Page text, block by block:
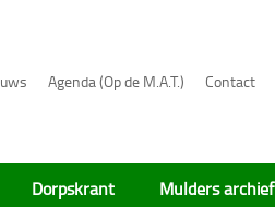
Agenda (Op de M.A.T.) Contact
Dorpskrant Mulders archief